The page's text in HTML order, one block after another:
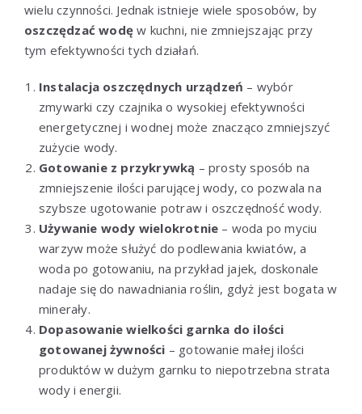
wielu czynności. Jednak istnieje wiele sposobów, by
oszczędzać wodę w kuchni, nie zmniejszając przy
tym efektywności tych działań.
Instalacja oszczędnych urządzeń – wybór
zmywarki czy czajnika o wysokiej efektywności
energetycznej i wodnej może znacząco zmniejszyć
zużycie wody.
Gotowanie z przykrywką – prosty sposób na
zmniejszenie ilości parującej wody, co pozwala na
szybsze ugotowanie potraw i oszczędność wody.
Używanie wody wielokrotnie – woda po myciu
warzyw może służyć do podlewania kwiatów, a
woda po gotowaniu, na przykład jajek, doskonale
nadaje się do nawadniania roślin, gdyż jest bogata w
minerały.
Dopasowanie wielkości garnka do ilości
gotowanej żywności – gotowanie małej ilości
produktów w dużym garnku to niepotrzebna strata
wody i energii.